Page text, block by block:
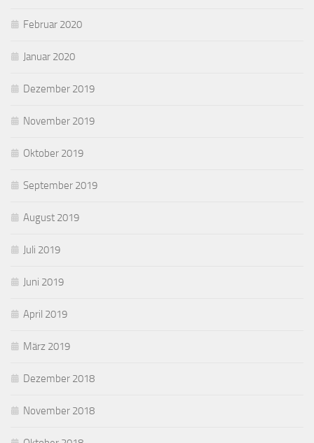
Februar 2020
Januar 2020
Dezember 2019
November 2019
Oktober 2019
September 2019
August 2019
Juli 2019
Juni 2019
April 2019
März 2019
Dezember 2018
November 2018